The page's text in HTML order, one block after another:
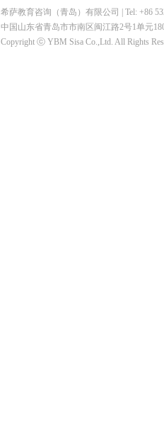
希萨教育咨询（青岛）有限公司 | Tel: +86
中国山东省青岛市市南区闽江路2号1单元
Copyright ⓒ YBM Sisa Co.,Ltd. All Rights